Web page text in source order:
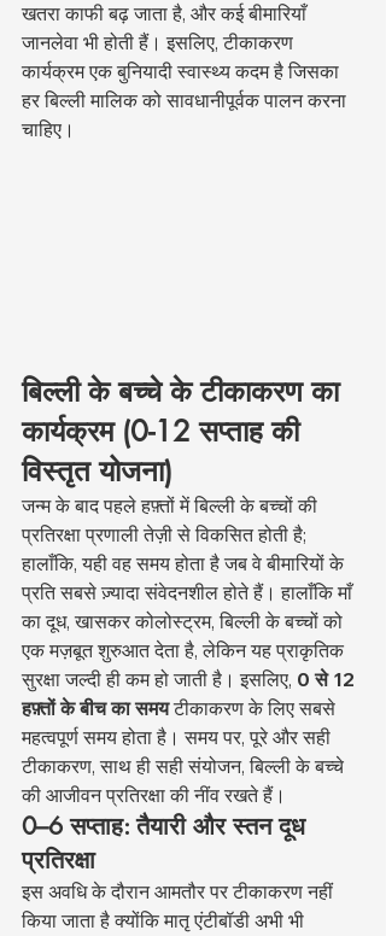
खतरा काफी बढ़ जाता है, और कई बीमारियाँ
जानलेवा भी होती हैं। इसलिए, टीकाकरण
कार्यक्रम एक बुनियादी स्वास्थ्य कदम है जिसका
हर बिल्ली मालिक को सावधानीपूर्वक पालन करना
चाहिए।
बिल्ली के बच्चे के टीकाकरण का
कार्यक्रम (0-12 सप्ताह की
विस्तृत योजना)
जन्म के बाद पहले हफ़्तों में बिल्ली के बच्चों की
प्रतिरक्षा प्रणाली तेज़ी से विकसित होती है;
हालाँकि, यही वह समय होता है जब वे बीमारियों के
प्रति सबसे ज़्यादा संवेदनशील होते हैं। हालाँकि माँ
का दूध, खासकर कोलोस्ट्रम, बिल्ली के बच्चों को
एक मज़बूत शुरुआत देता है, लेकिन यह प्राकृतिक
सुरक्षा जल्दी ही कम हो जाती है। इसलिए, 0 से 12
हफ़्तों के बीच का समय टीकाकरण के लिए सबसे
महत्वपूर्ण समय होता है। समय पर, पूरे और सही
टीकाकरण, साथ ही सही संयोजन, बिल्ली के बच्चे
की आजीवन प्रतिरक्षा की नींव रखते हैं।
0–6 सप्ताह: तैयारी और स्तन दूध
प्रतिरक्षा
इस अवधि के दौरान आमतौर पर टीकाकरण नहीं
किया जाता है क्योंकि मातृ एंटीबॉडी अभी भी